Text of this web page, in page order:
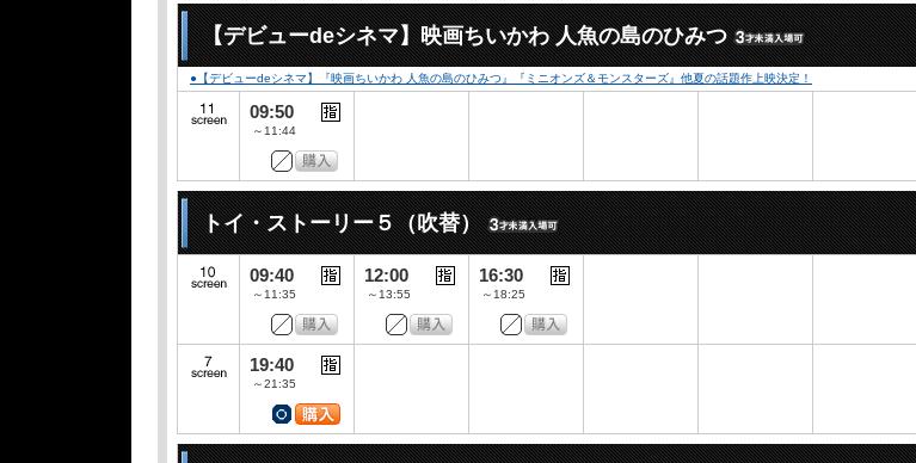
【デビューdeシネマ】映画ちいかわ 人魚の島のひみつ
●【デビューdeシネマ】『映画ちいかわ 人魚の島のひみつ』『ミニオンズ＆モンスターズ』他夏の話題作上映決定！
09:50
～11:44
トイ・ストーリー５（吹替）
09:40
～11:35
12:00
～13:55
16:30
～18:25
19:40
～21:35